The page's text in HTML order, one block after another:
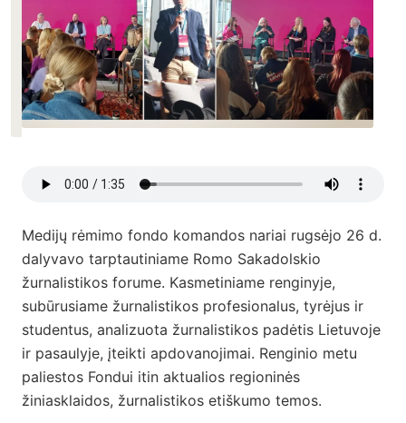
Medijų rėmimo fondo komandos nariai rugsėjo 26 d.
dalyvavo tarptautiniame Romo Sakadolskio
žurnalistikos forume. Kasmetiniame renginyje,
subūrusiame žurnalistikos profesionalus, tyrėjus ir
studentus, analizuota žurnalistikos padėtis Lietuvoje
ir pasaulyje, įteikti apdovanojimai. Renginio metu
paliestos Fondui itin aktualios regioninės
žiniasklaidos, žurnalistikos etiškumo temos.